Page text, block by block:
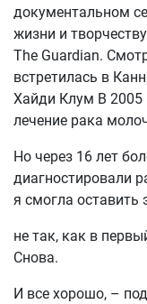
документальном
жизни и
The Guardian.
встретилась в
Хайди Клум В 2005
лечение рака
Но через 16 лет
диагностировали
я смогла оставить
не так, как в
Снова.
И все хорошо, –